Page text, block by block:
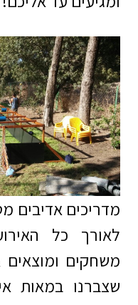
מדריכים אדיבים
לאורך כל
משחקים ומוצאים
שצברנו במאות